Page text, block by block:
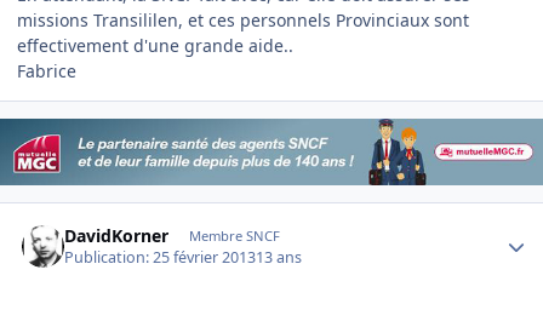
missions Transililen, et ces personnels Provinciaux sont
effectivement d'une grande aide..
Fabrice
DavidKorner Membre SNCF
Publication:25 février 201313 ans